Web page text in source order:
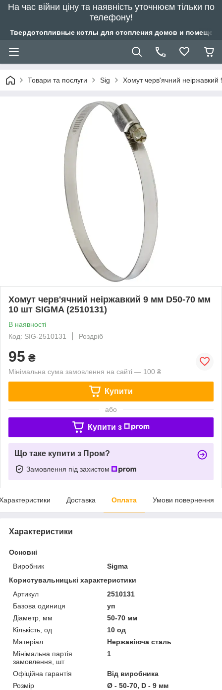
На час війни ціну та наявність уточнюєм тільки по
телефону!
Твердотопливные котлы для отопления домов и
Товари та послуги Sig Хомут черв'ячний
Хомут черв'ячний неіржавкий 9 мм D50-70 мм
10 шт SIGMA (2510131)
В наявності
Код: SIG-2510131
Роздріб
95 ₴
Мінімальна сума замовлення на сайті — 100 ₴
Купити
або
Купити з
Що таке купити з Пром?
Замовлення під захистом
Доставка Оплата Умови повернення
Характеристики
Основні
Виробник
Sigma
Користувальницькі характеристики
Артикул
2510131
Базова одиниця
уп
Діаметр, мм
50-70 мм
Кількість, од
10 од
Матеріал
Нержавіюча сталь
Мінімальна партія
замовлення, шт
1
Офіційна гарантія
Від виробника
Розмір
Ø - 50-70, D - 9 мм